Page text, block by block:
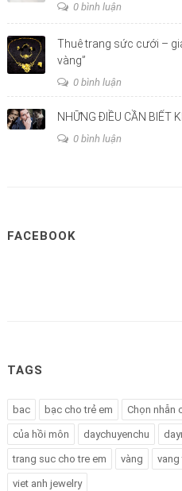
0 bình luận
Thuê trang sức cưới –
vàng”
0 bình luận
NHỮNG ĐIỀU CẦN BIẾT
0 bình luận
FACEBOOK
TAGS
bac bạc cho trẻ em Chọn nhẫn
của hồi môn daychuyenchu
trang suc cho tre em vàng vang
viet anh jewelry